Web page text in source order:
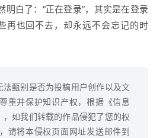
白了：“正在登录”，其实是在登录
再也回不去，却永远不会忘记的时
法甄别是否为投稿用户创作以及文
重并保护知识产权，根据《信息
如我们转载的作品侵犯了您的权
请将本侵权页面网址发送邮件到